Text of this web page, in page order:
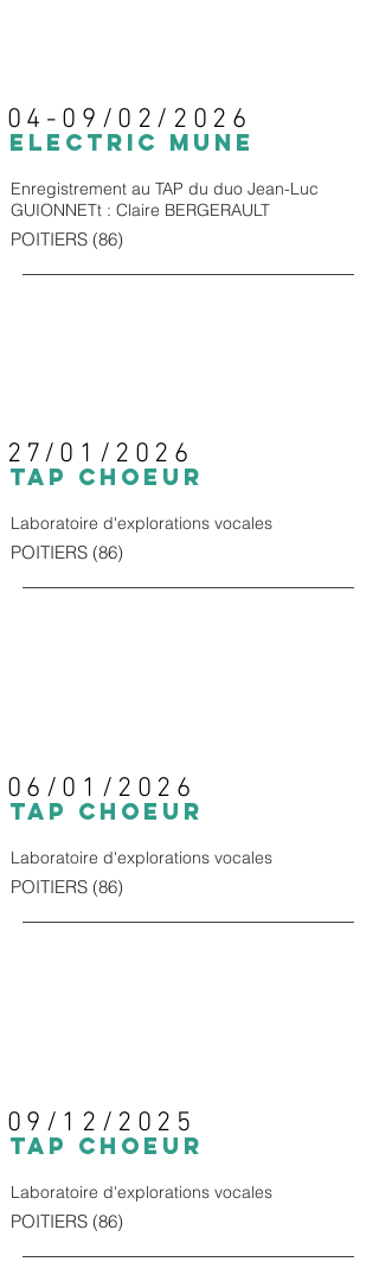
04-09/02/2026
ELECTRIC MUNE
Enregistrement au TAP du duo Jean-Luc
GUIONNETt : Claire BERGERAULT
POITIERS (86)
27/01/2026
TAp CHOEUR
Laboratoire d'explorations vocales
POITIERS (86)
06/01/2026
TAp CHOEUR
Laboratoire d'explorations vocales
POITIERS (86)
09/12/2025
TAp CHOEUR
Laboratoire d'explorations vocales
POITIERS (86)